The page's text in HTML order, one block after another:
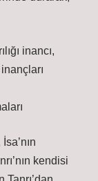
inancı,
kendisi